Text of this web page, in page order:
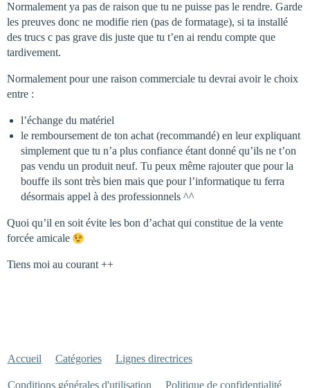
Normalement ya pas de raison que tu ne puisse pas le rendre. Garde
les preuves donc ne modifie rien (pas de formatage), si ta installé
des trucs c pas grave dis juste que tu t’en ai rendu compte que
tardivement.
Normalement pour une raison commerciale tu devrai avoir le choix
entre :
l’échange du matériel
le remboursement de ton achat (recommandé) en leur expliquant
simplement que tu n’a plus confiance étant donné qu’ils ne t’on
pas vendu un produit neuf. Tu peux même rajouter que pour la
bouffe ils sont très bien mais que pour l’informatique tu ferra
désormais appel à des professionnels ^^
Quoi qu’il en soit évite les bon d’achat qui constitue de la vente
forcée amicale
Tiens moi au courant ++
Accueil Catégories Lignes directrices
Conditions générales d'utilisation Politique de confidentialité